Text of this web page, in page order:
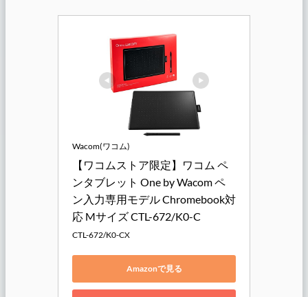
Wacom(ワコム)
【ワコムストア限定】ワコム ペ
ンタブレット One by Wacom ペ
ン入力専用モデル Chromebook対
応 Mサイズ CTL-672/K0-C
CTL-672/K0-CX
Amazonで見る